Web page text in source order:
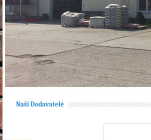
Naši Dodavatelé